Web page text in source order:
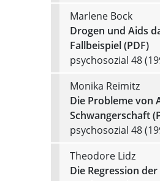
Marlene Bock
Drogen und Aids
Fallbeispiel (PDF)
psychosozial 48
Monika Reimitz
Die Probleme von
Schwangerschaft
psychosozial 48
Theodore Lidz
Die Regression